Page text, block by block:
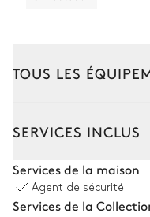
TOUS LES
Vue sur la mer
SERVICES INCLUS
Services de la maison
Agent de sécurité
Services de la